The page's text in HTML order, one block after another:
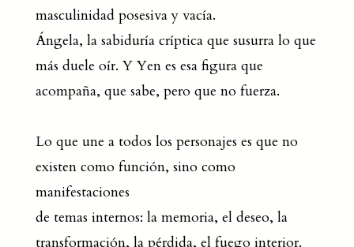
masculinidad posesiva y vacía.
Ángela, la sabiduría críptica que susurra lo que
más duele oír. Y Yen es esa figura que
acompaña, que sabe, pero que no fuerza.
Lo que une a todos los personajes es que no
existen como función, sino como
manifestaciones
de temas internos: la memoria, el deseo, la
transformación, la pérdida, el fuego interior.